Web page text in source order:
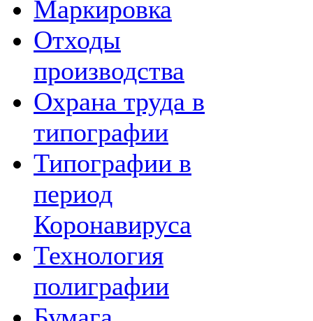
Маркировка
Отходы
производства
Охрана труда в
типографии
Типографии в
период
Коронавируса
Технология
полиграфии